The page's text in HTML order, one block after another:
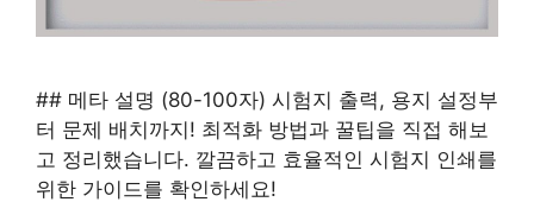
## 메타 설명 (80-100자) 시험지 출력, 용지 설정부
터 문제 배치까지! 최적화 방법과 꿀팁을 직접 해보
고 정리했습니다. 깔끔하고 효율적인 시험지 인쇄를
위한 가이드를 확인하세요!